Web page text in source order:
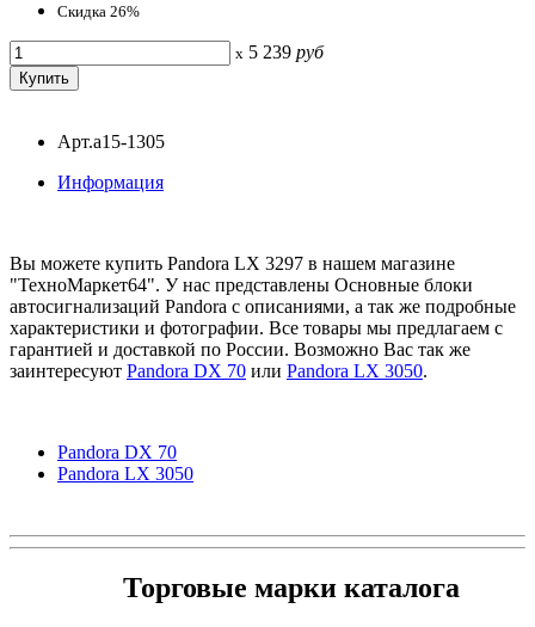
Скидка 26%
x 5 239 руб
Арт.a15-1305
Информация
Вы можете купить Pandora LX 3297 в нашем магазине
"ТехноМаркет64". У нас представлены Основные блоки
автосигнализаций Pandora с описаниями, а так же подробные
характеристики и фотографии. Все товары мы предлагаем с
гарантией и доставкой по России. Возможно Вас так же
заинтересуют Pandora DX 70 или Pandora LX 3050.
Pandora DX 70
Pandora LX 3050
Торговые марки каталога